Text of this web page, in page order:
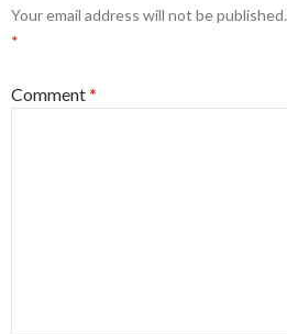
Your email address will not be published.
*
Comment*